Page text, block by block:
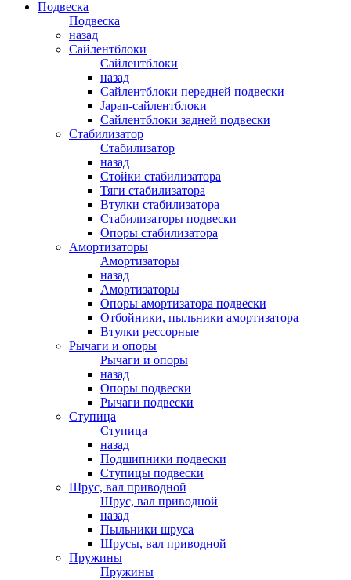
Подвеска
Подвеска
назад
Сайлентблоки
Сайлентблоки
назад
Сайлентблоки передней подвески
Japan-сайлентблоки
Сайлентблоки задней подвески
Стабилизатор
Стабилизатор
назад
Стойки стабилизатора
Тяги стабилизатора
Втулки стабилизатора
Стабилизаторы подвески
Опоры стабилизатора
Амортизаторы
Амортизаторы
назад
Амортизаторы
Опоры амортизатора подвески
Отбойники, пыльники амортизатора
Втулки рессорные
Рычаги и опоры
Рычаги и опоры
назад
Опоры подвески
Рычаги подвески
Ступица
Ступица
назад
Подшипники подвески
Ступицы подвески
Шрус, вал приводной
Шрус, вал приводной
назад
Пыльники шруса
Шрусы, вал приводной
Пружины
Пружины